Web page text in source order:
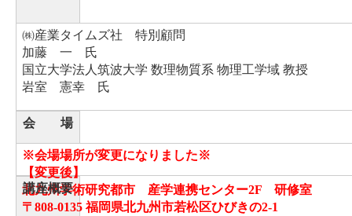
㈱産業タイムズ社 特別顧問
加藤 一 氏
国立大学法人筑波大学 数理物質系 物理工学域 教授
岩室 憲幸 氏
会 場
※会場場所が変更になりました※
【変更後】
北九州学術研究都市 産学連携センター2F 研修室
〒808-0135 福岡県北九州市若松区ひびきの2-1
講座概要